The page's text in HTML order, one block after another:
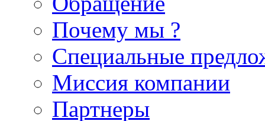
Почему мы ?
Специальные
Миссия компании
Партнеры